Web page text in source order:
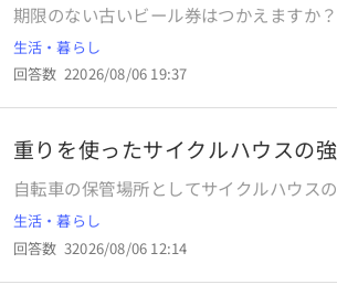
期限のない古いビール券はつかえますか
もつかえますか？ ※OKWAVEより補足：「スギ薬局商品関
連」についての質問です。
生活・暮らし
回答数 22026/08/06 19:37
重りを使ったサイクルハウスの
自転車の保管場所としてサイクルハウス
す。サイズは横120cm×奥行き190cm程
場所はコンクリート上です。 強風対策と
重りで大丈夫か知りたいです。 コンクリートなのでペグなど
で固定はできず、アンカーを打ち込むこ
生活・暮らし
回答数 32026/08/06 12:14